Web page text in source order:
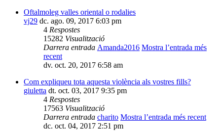
Oftalmoleg valles oriental o rodalies
vj29 dc. ago. 09, 2017 6:03 pm
4 Respostes
15282 Visualització
Darrera entrada Amanda2016 Mostra l’entrada més
recent
dv. oct. 20, 2017 6:58 am
Com expliqueu tota aquesta violència als vostres fills?
giuletta dt. oct. 03, 2017 9:35 pm
4 Respostes
17563 Visualització
Darrera entrada charito Mostra l’entrada més recent
dc. oct. 04, 2017 2:51 pm